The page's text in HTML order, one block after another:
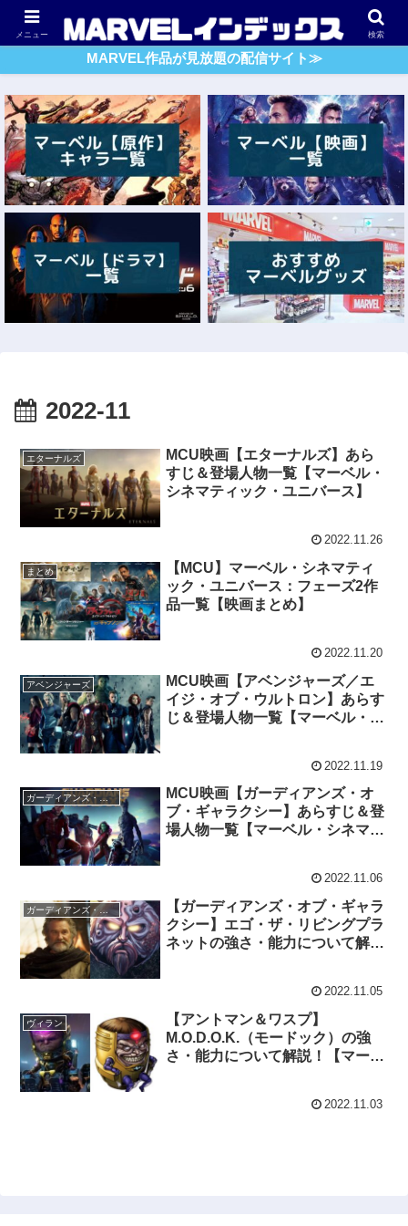
アベンジャーズ スパイダーマン ガーディアンズ・O・G
MARVEL作品が見放題の配信サイト≫
2022-11
エターナルズ
MCU映画【エターナルズ】あら
すじ＆登場人物一覧【マーベル・
シネマティック・ユニバース】
2022.11.26
まとめ
【MCU】マーベル・シネマティ
ック・ユニバース：フェーズ2作
品一覧【映画まとめ】
2022.11.20
アベンジャーズ
MCU映画【アベンジャーズ／エ
イジ・オブ・ウルトロン】あらす
じ＆登場人物一覧【マーベル・シ
2022.11.19
ガーディアンズ・オブ・ギャラクシー
MCU映画【ガーディアンズ・オ
ブ・ギャラクシー】あらすじ＆登
場人物一覧【マーベル・シネマテ
2022.11.06
ガーディアンズ・オブ・ギャラクシー
【ガーディアンズ・オブ・ギャラ
クシー】エゴ・ザ・リビングプラ
ネットの強さ・能力について解
2022.11.05
ヴィラン
【アントマン＆ワスプ】
M.O.D.O.K.（モードック）の強
さ・能力について解説！【マーベ
2022.11.03
メニュー 検索